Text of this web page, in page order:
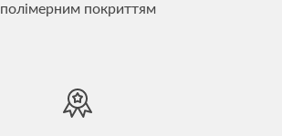
полімерним покриттям